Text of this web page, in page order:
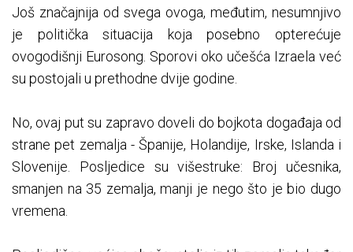
Još značajnija od svega ovoga, međutim, nesumnjivo
je politička situacija koja posebno opterećuje
ovogodišnji Eurosong. Sporovi oko učešća Izraela već
su postojali u prethodne dvije godine.
No, ovaj put su zapravo doveli do bojkota događaja od
strane pet zemalja - Španije, Holandije, Irske, Islanda i
Slovenije. Posljedice su višestruke: Broj učesnika,
smanjen na 35 zemalja, manji je nego što je bio dugo
vremena.